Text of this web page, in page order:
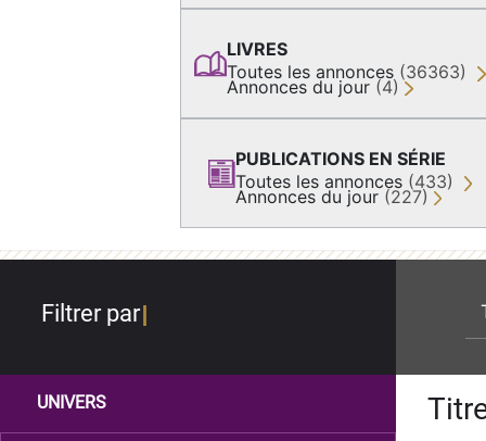
LIVRES
Toutes les annonces (36363)
Annonces du jour (4)
PUBLICATIONS EN SÉRIE
Toutes les annonces (433)
Annonces du jour (227)
Filtrer par
UNIVERS